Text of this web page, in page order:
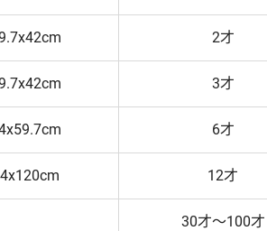
2才
3才
6才
12才
30才～100才